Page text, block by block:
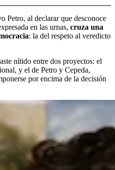
Petro, al declarar que desconoce
en las urnas, cruza una
: la del respeto al veredicto
nítido entre dos proyectos: el
y el de Petro y Cepeda,
por encima de la decisión